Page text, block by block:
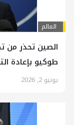
العالم
الصين تحذر من
طوكيو بإعادة
يونيو 2, 2026